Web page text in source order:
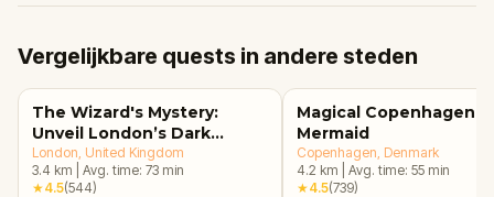
Vergelijkbare quests in andere steden
The Wizard's Mystery:
Unveil London’s Dark
Secrets Escape Game
London , United Kingdom
3.4 km Avg. time: 73 min
★4.5(544)
Magical Copenhagen:
Mermaid
Copenhagen , Denmark
4.2 km Avg. time: 55 min
★4.5(739)